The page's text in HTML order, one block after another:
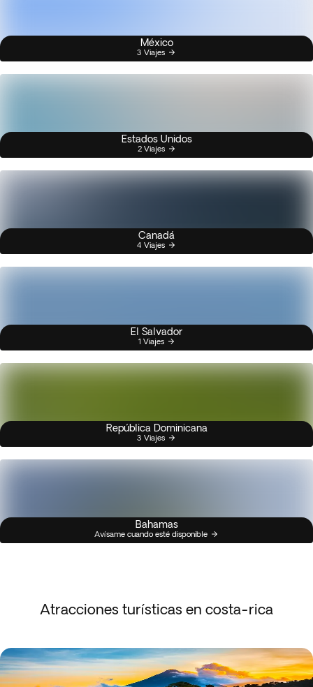
México
3 Viajes
Estados Unidos
2 Viajes
Canadá
4 Viajes
El Salvador
1 Viajes
República Dominicana
3 Viajes
Bahamas
Avísame cuando esté disponible
Atracciones turísticas en costa-rica